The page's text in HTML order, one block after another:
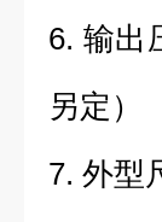
6. 输出
另定）
7. 外型